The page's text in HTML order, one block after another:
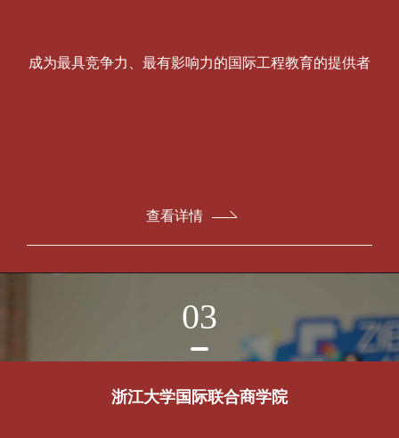
成为最具竞争力、最有影响力的国际工程教育的提供者
查看详情
03
浙江大学国际联合商学院